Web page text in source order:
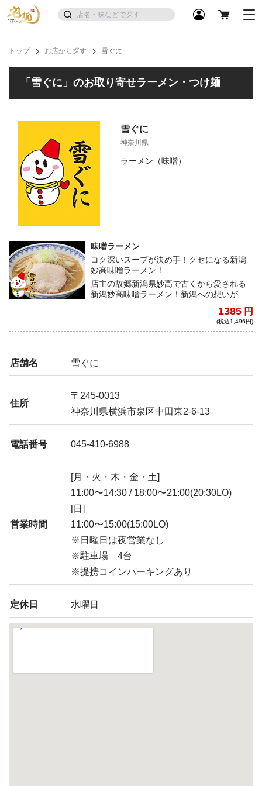
トップ お店から探す 雪ぐに
「雪ぐに」のお取り寄せラーメン・つけ麺
雪ぐに
神奈川県
ラーメン（味噌）
味噌ラーメン
コク深いスープが決め手！クセになる新潟
妙高味噌ラーメン！
店主の故郷新潟県妙高で古くから愛される
新潟妙高味噌ラーメン！新潟への想いが横
元への愛が詰まった心温まる味噌ラーメン
1385 円
(税込1,496円)
店舗名 雪ぐに
住所
〒245-0013
神奈川県横浜市泉区中田東2-6-13
電話番号 045-410-6988
営業時間
[月・火・木・金・土]
11:00〜14:30 / 18:00〜21:00(20:30LO)
[日]
11:00〜15:00(15:00LO)
※日曜日は夜営業なし
※駐車場 4台
※提携コインパーキングあり
定休日 水曜日